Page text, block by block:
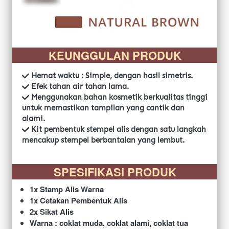
KEUNGGULAN PRODUK
Hemat waktu : Simple, dengan hasil simetris.
Efek tahan air tahan lama.
Menggunakan bahan kosmetik berkualitas tinggi
untuk memastikan tampilan yang cantik dan
alami.
Kit pembentuk stempel alis dengan satu langkah
mencakup stempel berbantalan yang lembut.
SPESIFIKASI PRODUK
1x Stamp Alis Warna
1x Cetakan Pembentuk Alis
2x Sikat Alis
Warna : coklat muda, coklat alami, coklat tua